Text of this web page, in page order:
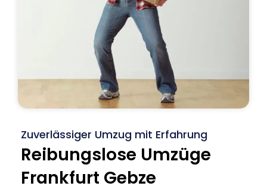
Zuverlässiger Umzug mit Erfahrung
Reibungslose Umzüge
Frankfurt Gebze